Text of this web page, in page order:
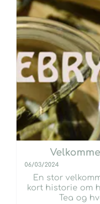
06/03/2024
En stor
kort historie om
Tea og